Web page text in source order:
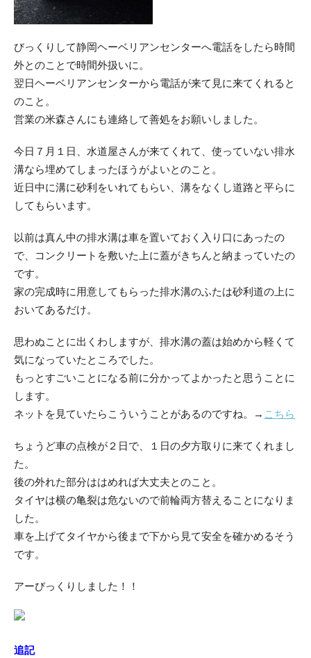
びっくりして静岡ヘーベリアンセンターへ電話をしたら時間
外とのことで時間外扱いに。
翌日ヘーベリアンセンターから電話が来て見に来てくれると
のこと。
営業の米森さんにも連絡して善処をお願いしました。
今日７月１日、水道屋さんが来てくれて、使っていない排水
溝なら埋めてしまったほうがよいとのこと。
近日中に溝に砂利をいれてもらい、溝をなくし道路と平らに
してもらいます。
以前は真ん中の排水溝は車を置いておく入り口にあったの
で、コンクリートを敷いた上に蓋がきちんと納まっていたの
です。
家の完成時に用意してもらった排水溝のふたは砂利道の上に
おいてあるだけ。
思わぬことに出くわしますが、排水溝の蓋は始めから軽くて
気になっていたところでした。
もっとすごいことになる前に分かってよかったと思うことに
します。
ネットを見ていたらこういうことがあるのですね。→ こちら
ちょうど車の点検が２日で、１日の夕方取りに来てくれまし
た。
後の外れた部分ははめれば大丈夫とのこと。
タイヤは横の亀裂は危ないので前輪両方替えることになりま
した。
車を上げてタイヤから後まで下から見て安全を確かめるそう
です。
アーびっくりしました！！
追記